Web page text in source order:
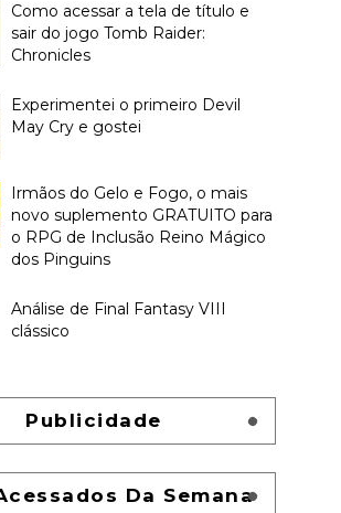
Como acessar a tela de título e
sair do jogo Tomb Raider:
Chronicles
Experimentei o primeiro Devil
May Cry e gostei
Irmãos do Gelo e Fogo, o mais
novo suplemento GRATUITO para
o RPG de Inclusão Reino Mágico
dos Pinguins
Análise de Final Fantasy VIII
clássico
Publicidade
Da Semana